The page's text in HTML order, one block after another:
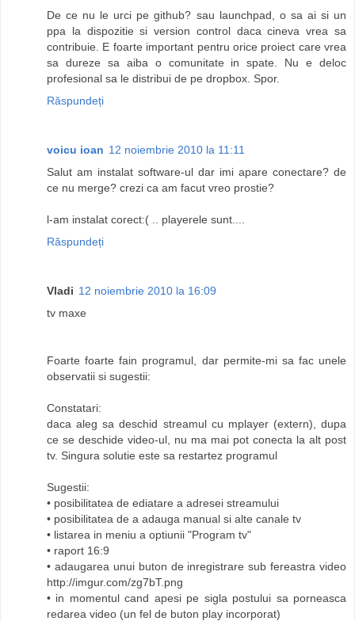
De ce nu le urci pe github? sau launchpad, o sa ai si un
ppa la dispozitie si version control daca cineva vrea sa
contribuie. E foarte important pentru orice proiect care vrea
sa dureze sa aiba o comunitate in spate. Nu e deloc
profesional sa le distribui de pe dropbox. Spor.
Răspundeți
voicu ioan 12 noiembrie 2010 la 11:11
Salut am instalat software-ul dar imi apare conectare? de
ce nu merge? crezi ca am facut vreo prostie?
l-am instalat corect:( .. playerele sunt....
Răspundeți
Vladi 12 noiembrie 2010 la 16:09
tv maxe
Foarte foarte fain programul, dar permite-mi sa fac unele
observatii si sugestii:
Constatari:
daca aleg sa deschid streamul cu mplayer (extern), dupa
ce se deschide video-ul, nu ma mai pot conecta la alt post
tv. Singura solutie este sa restartez programul
Sugestii:
• posibilitatea de ediatare a adresei streamului
• posibilitatea de a adauga manual si alte canale tv
• listarea in meniu a optiunii "Program tv"
• raport 16:9
• adaugarea unui buton de inregistrare sub fereastra video
http://imgur.com/zg7bT.png
• in momentul cand apesi pe sigla postului sa porneasca
redarea video (un fel de buton play incorporat)